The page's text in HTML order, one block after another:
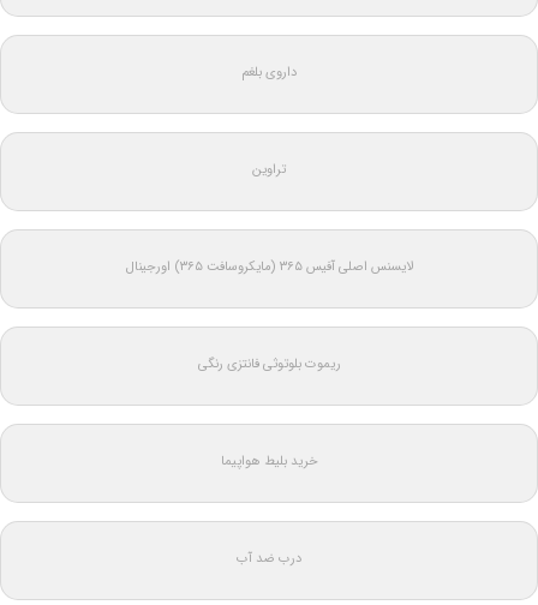
داروی بلغم
تراوین
لایسنس اصلی آفیس ۳۶۵ (مایکروسافت ۳۶۵) اورجینال
ریموت بلوتوثی فانتزی رنگی
خرید بلیط هواپیما
درب ضد آب